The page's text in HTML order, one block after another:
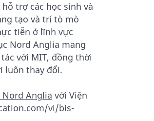
trợ các học sinh và
tạo và trí tò mò
tiễn ở lĩnh vực
Nord Anglia mang
với MIT, đồng thời
luôn thay đổi.
Nord Anglia với Viện
vi/bis-